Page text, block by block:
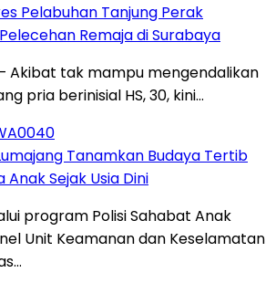
Pelabuhan Tanjung Perak
Remaja di Surabaya
– Akibat tak mampu mengendalikan
pria berinisial HS, 30, kini…
Tanamkan Budaya Tertib
Anak Sejak Usia Dini
program Polisi Sahabat Anak
Unit Keamanan dan Keselamatan